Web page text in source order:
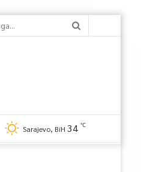
Sarajevo, BiH 34 ℃